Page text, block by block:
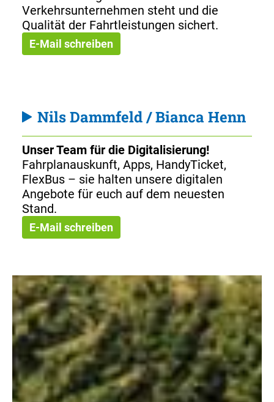
Verkehrsunternehmen steht und die
Qualität der Fahrtleistungen sichert.
E-Mail schreiben
Nils Dammfeld / Bianca Henn
Unser Team für die Digitalisierung!
Fahrplanauskunft, Apps, HandyTicket,
FlexBus – sie halten unsere digitalen
Angebote für euch auf dem neuesten
Stand.
E-Mail schreiben